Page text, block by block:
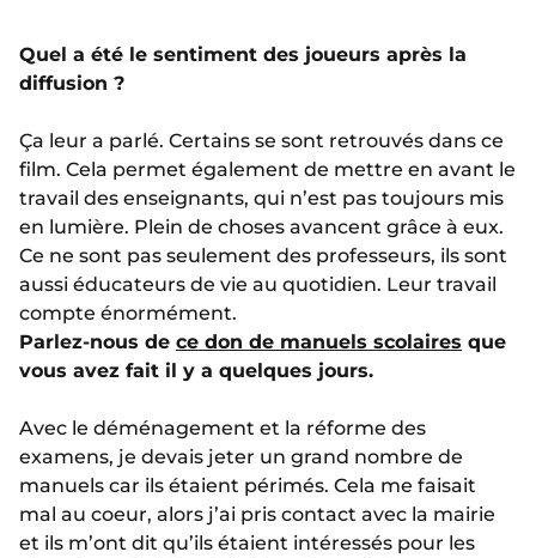
Quel a été le sentiment des joueurs après la
diffusion ?
Ça leur a parlé. Certains se sont retrouvés dans ce
film. Cela permet également de mettre en avant le
travail des enseignants, qui n’est pas toujours mis
en lumière. Plein de choses avancent grâce à eux.
Ce ne sont pas seulement des professeurs, ils sont
aussi éducateurs de vie au quotidien. Leur travail
compte énormément.
Parlez-nous de ce don de manuels scolaires que
vous avez fait il y a quelques jours.
Avec le déménagement et la réforme des
examens, je devais jeter un grand nombre de
manuels car ils étaient périmés. Cela me faisait
mal au coeur, alors j’ai pris contact avec la mairie
et ils m’ont dit qu’ils étaient intéressés pour les